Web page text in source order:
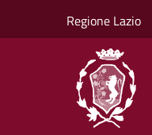
Regione Lazio